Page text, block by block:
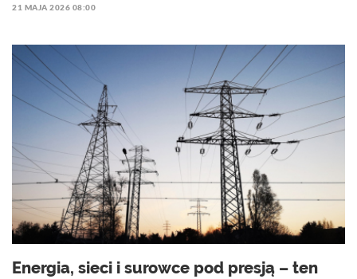
21 MAJA 2026 08:00
Energia, sieci i surowce pod presją – ten